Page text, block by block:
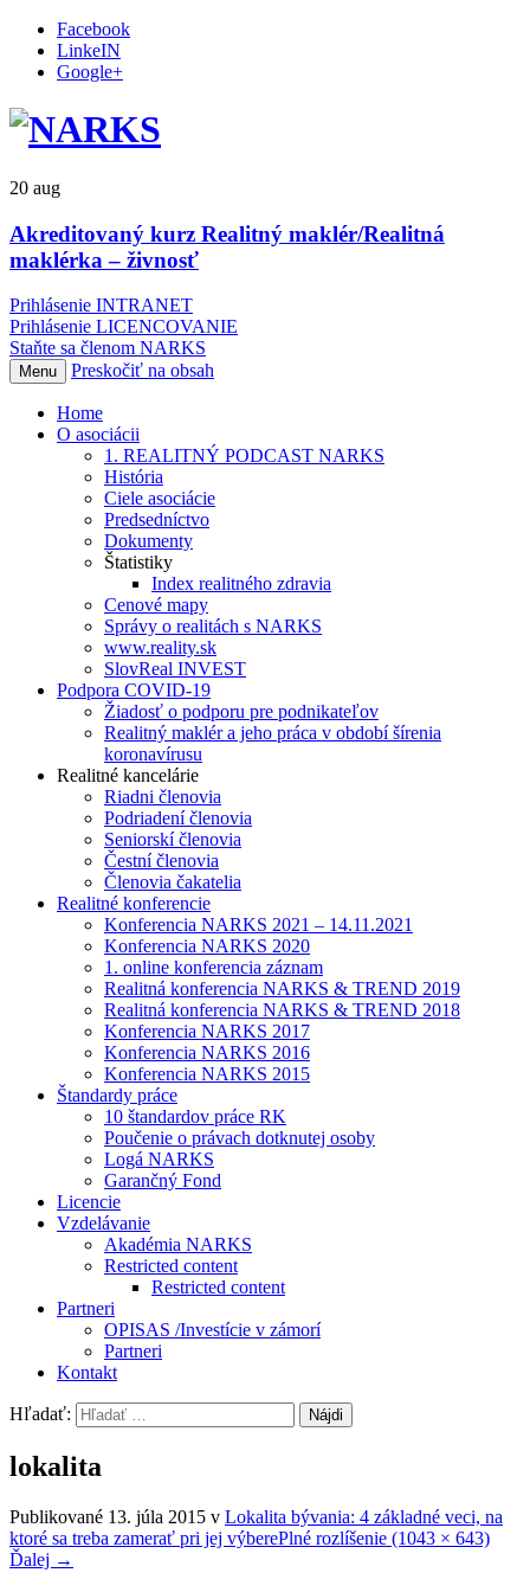
Facebook
LinkeIN
Google+
20 aug
Akreditovaný kurz Realitný maklér/Realitná
maklérka – živnosť
Prihlásenie INTRANET
Prihlásenie LICENCOVANIE
Staňte sa členom NARKS
Menu Preskočiť na obsah
Home
O asociácii
1. REALITNÝ PODCAST NARKS
História
Ciele asociácie
Predsedníctvo
Dokumenty
Štatistiky
Index realitného zdravia
Cenové mapy
Správy o realitách s NARKS
www.reality.sk
SlovReal INVEST
Podpora COVID-19
Žiadosť o podporu pre podnikateľov
Realitný maklér a jeho práca v období šírenia
koronavírusu
Realitné kancelárie
Riadni členovia
Podriadení členovia
Seniorskí členovia
Čestní členovia
Členovia čakatelia
Realitné konferencie
Konferencia NARKS 2021 – 14.11.2021
Konferencia NARKS 2020
1. online konferencia záznam
Realitná konferencia NARKS & TREND 2019
Realitná konferencia NARKS & TREND 2018
Konferencia NARKS 2017
Konferencia NARKS 2016
Konferencia NARKS 2015
Štandardy práce
10 štandardov práce RK
Poučenie o právach dotknutej osoby
Logá NARKS
Garančný Fond
Licencie
Vzdelávanie
Akadémia NARKS
Restricted content
Restricted content
Partneri
OPISAS /Investície v zámorí
Partneri
Kontakt
Hľadať:
lokalita
Publikované 13. júla 2015 v Lokalita bývania: 4 základné veci, na
ktoré sa treba zamerať pri jej výberePlné rozlíšenie (1043 × 643)
Ďalej →